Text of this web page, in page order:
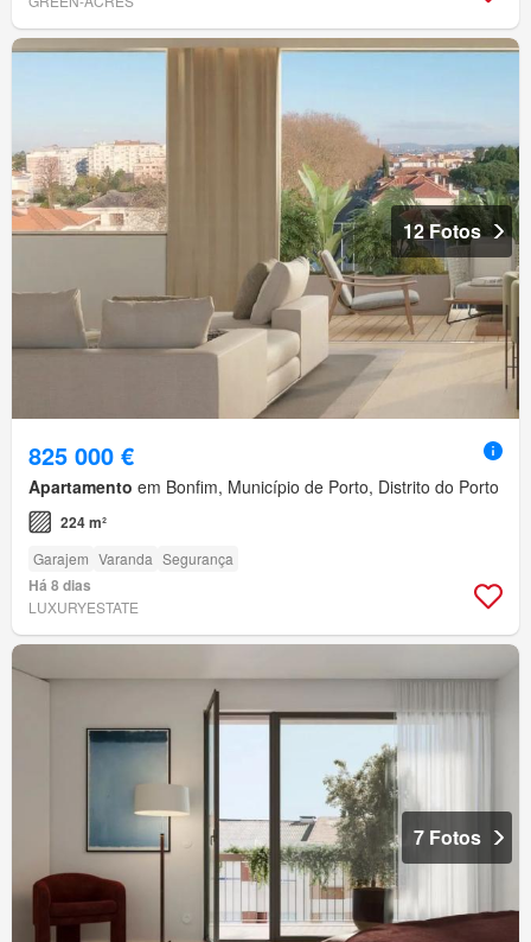
12 Fotos
825 000 €
Apartamento em Bonfim, Município de Porto, Distrito do Porto
224 m²
Garajem Varanda Segurança
Há 8 dias
LUXURYESTATE
7 Fotos